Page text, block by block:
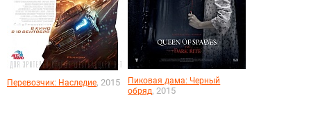
Перевозчик: Наследие, 2015
Пиковая дама: Черный
обряд, 2015